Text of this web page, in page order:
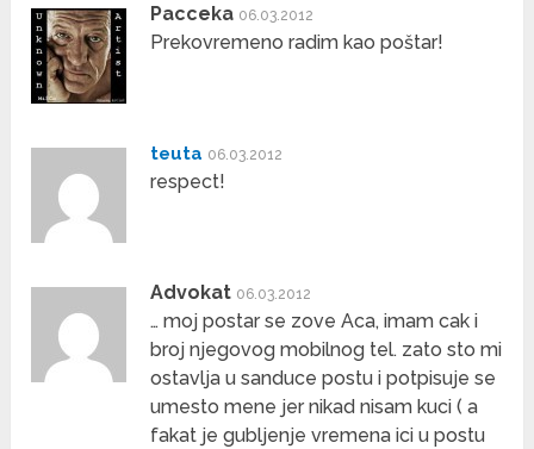
Pacceka 06.03.2012
Prekovremeno radim kao poštar!
teuta 06.03.2012
respect!
Advokat 06.03.2012
… moj postar se zove Aca, imam cak i
broj njegovog mobilnog tel. zato sto mi
ostavlja u sanduce postu i potpisuje se
umesto mene jer nikad nisam kuci ( a
fakat je gubljenje vremena ici u postu